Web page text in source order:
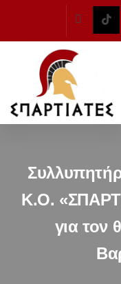
Κ.Ο.
για τον